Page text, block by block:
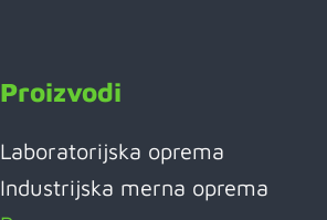
Proizvodi
Laboratorijska oprema
Industrijska merna oprema